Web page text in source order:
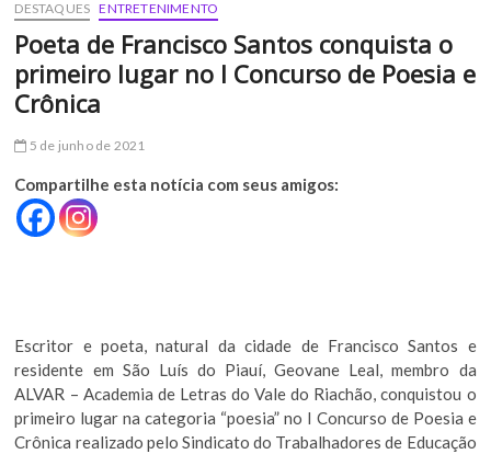
DESTAQUES ENTRETENIMENTO
Poeta de Francisco Santos conquista o
primeiro lugar no I Concurso de Poesia e
Crônica
5 de junho de 2021
Compartilhe esta notícia com seus amigos:
Escritor e poeta, natural da cidade de Francisco Santos e
residente em São Luís do Piauí, Geovane Leal, membro da
ALVAR – Academia de Letras do Vale do Riachão, conquistou o
primeiro lugar na categoria “poesia” no I Concurso de Poesia e
Crônica realizado pelo Sindicato do Trabalhadores de Educação